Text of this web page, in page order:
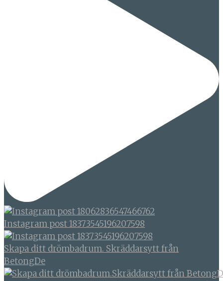
Instagram post 18373545196207598
Skapa ditt drömbadrum. Skräddarsytt från
BetongDe